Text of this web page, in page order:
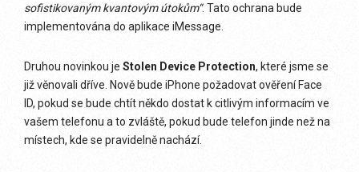
sofistikovaným kvantovým útokům“. Tato ochrana bude
implementována do aplikace iMessage.
Druhou novinkou je Stolen Device Protection, které jsme se
již věnovali dříve. Nově bude iPhone požadovat ověření Face
ID, pokud se bude chtít někdo dostat k citlivým informacím ve
vašem telefonu a to zvláště, pokud bude telefon jinde než na
místech, kde se pravidelně nachází.